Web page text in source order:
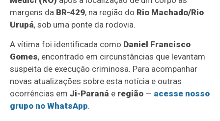
margens da BR-429, na região do Rio Machado/Rio
Urupá, sob uma ponte da rodovia.
A vítima foi identificada como Daniel Francisco
Gomes, encontrado em circunstâncias que levantam
suspeita de execução criminosa. Para acompanhar
novas atualizações sobre esta notícia e outras
ocorrências em Ji-Paraná e região — acesse nosso
grupo no WhatsApp.